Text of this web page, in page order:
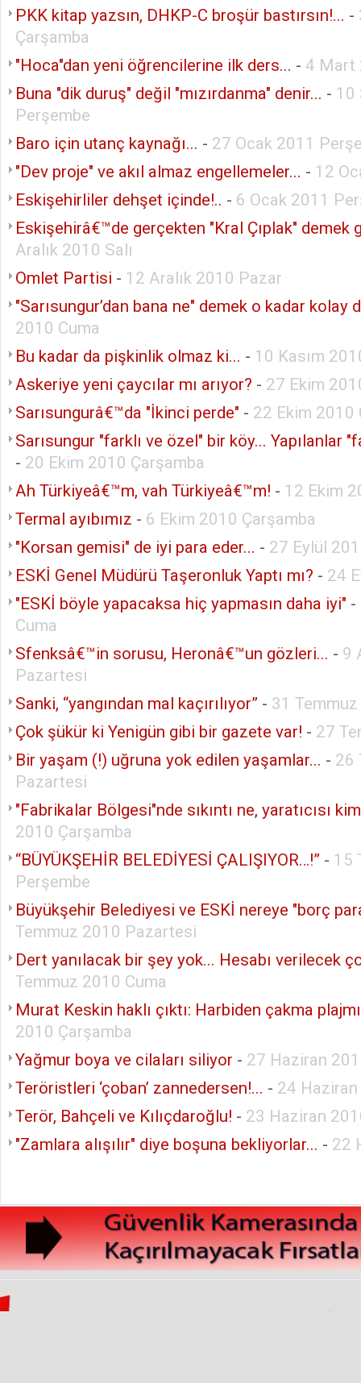
PKK kitap yazsın, DHKP-C broşür bastırsın!... -
Çarşamba
"Hoca"dan yeni öğrencilerine ilk ders... - 4 Mart
Buna "dik duruş" değil "mızırdanma" denir... - 10
Perşembe
Baro için utanç kaynağı... - 27 Ocak 2011
"Dev proje" ve akıl almaz engellemeler... - 12
Eskişehirliler dehşet içinde!.. - 6 Ocak 2011
Eskişehirâ€™de gerçekten "Kral Çıplak" demek
Aralık 2010 Salı
Omlet Partisi - 12 Aralık 2010 Pazar
"Sarısungur’dan bana ne" demek o kadar kolay
2010 Cuma
Bu kadar da pişkinlik olmaz ki... - 10 Kasım
Askeriye yeni çaycılar mı arıyor? - 27 Ekim
Sarısungurâ€™da "İkinci perde" - 22 Ekim 2010
Sarısungur "farklı ve özel" bir köy... Yapılanlar
- 20 Ekim 2010 Çarşamba
Ah Türkiyeâ€™m, vah Türkiyeâ€™m! - 12 Ekim
Termal ayıbımız - 6 Ekim 2010 Çarşamba
"Korsan gemisi" de iyi para eder... - 27 Eylül
ESKİ Genel Müdürü Taşeronluk Yaptı mı? - 24
"ESKİ böyle yapacaksa hiç yapmasın daha iyi" -
Cuma
Sfenksâ€™in sorusu, Heronâ€™un gözleri... - 9
Pazartesi
Sanki, “yangından mal kaçırılıyor” - 31
Çok şükür ki Yenigün gibi bir gazete var! - 27
Bir yaşam (!) uğruna yok edilen yaşamlar... - 26
Pazartesi
"Fabrikalar Bölgesi"nde sıkıntı ne, yaratıcısı
2010 Çarşamba
“BÜYÜKŞEHİR BELEDİYESİ ÇALIŞIYOR…!” - 15
Perşembe
Büyükşehir Belediyesi ve ESKİ nereye "borç
Temmuz 2010 Pazartesi
Dert yanılacak bir şey yok... Hesabı verilecek
Temmuz 2010 Cuma
Murat Keskin haklı çıktı: Harbiden çakma
2010 Çarşamba
Yağmur boya ve cilaları siliyor - 27 Haziran
Teröristleri ‘çoban’ zannedersen!... - 24
Terör, Bahçeli ve Kılıçdaroğlu! - 23 Haziran
"Zamlara alışılır" diye boşuna bekliyorlar... - 22